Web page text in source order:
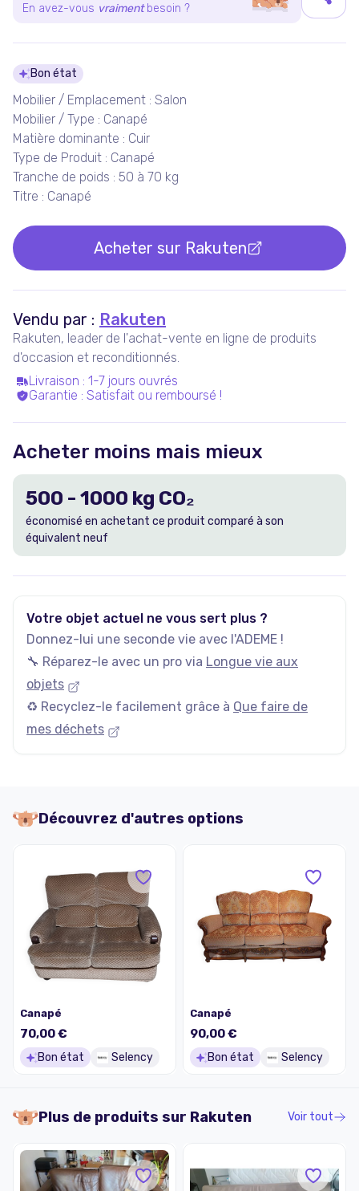
En avez-vous vraiment besoin ?
Détails du produit
Bon état
Mobilier / Emplacement : Salon
Mobilier / Type : Canapé
Matière dominante : Cuir
Type de Produit : Canapé
Tranche de poids : 50 à 70 kg
Titre : Canapé
Acheter sur Rakuten
Vendu par : Rakuten
Rakuten, leader de l'achat-vente en ligne de produits
d'occasion et reconditionnés.
Livraison : 1-7 jours ouvrés
Garantie : Satisfait ou remboursé !
Acheter moins mais mieux
500 - 1000 kg CO₂
économisé en achetant ce produit comparé à son
équivalent neuf
Votre objet actuel ne vous sert plus ?
Donnez-lui une seconde vie avec l'ADEME !
🔧 Réparez-le avec un pro via Longue vie aux
objets
♻️ Recyclez-le facilement grâce à Que faire de
mes déchets
Découvrez d'autres options
Canapé
70,00 €
Bon état Selency
Canapé
90,00 €
Bon état Selency
Plus de produits sur Rakuten Voir tout